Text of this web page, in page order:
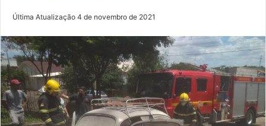
Última Atualização 4 de novembro de 2021